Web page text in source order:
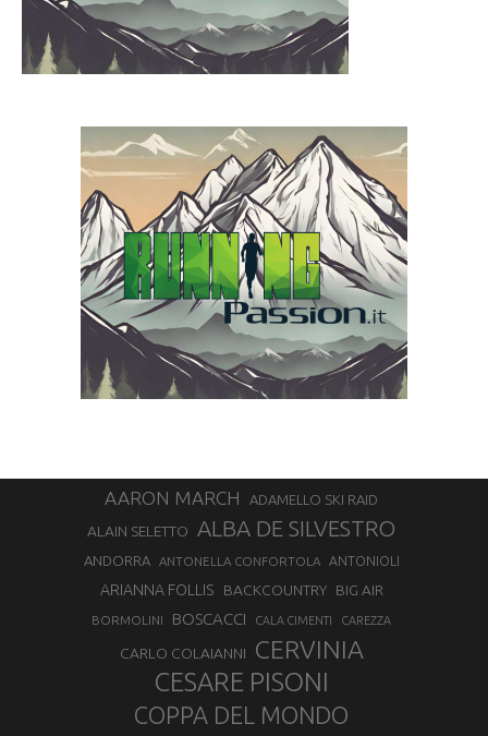
AARON MARCH ADAMELLO SKI RAID
ALAIN SELETTO ALBA DE SILVESTRO
ANDORRA ANTONELLA CONFORTOLA ANTONIOLI
ARIANNA FOLLIS BACKCOUNTRY BIG AIR
BORMOLINI BOSCACCI CALA CIMENTI CAREZZA
CARLO COLAIANNI CERVINIA
CESARE PISONI
COPPA DEL MONDO